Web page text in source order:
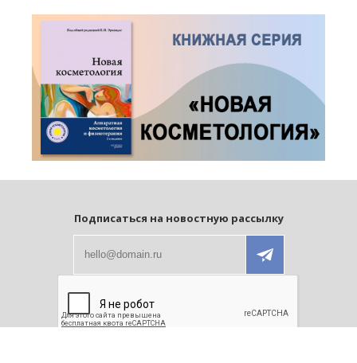
Подписаться на новостную рассылку